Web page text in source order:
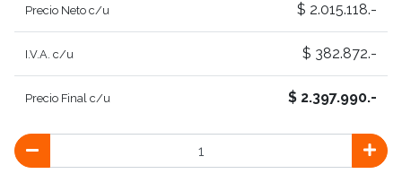
Precio Neto c/u $ 2.015.118.-
I.V.A. c/u $ 382.872.-
Precio Final c/u $ 2.397.990.-